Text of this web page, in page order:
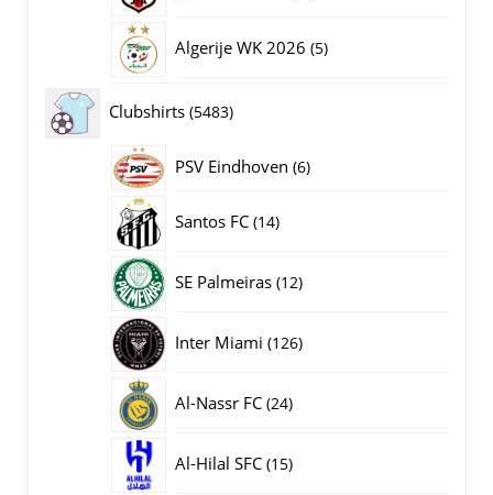
Algerije WK 2026 55
Clubshirts 54835483
producten
PSV Eindhoven 66
Santos FC 1414
SE Palmeiras 1212
Inter Miami 126126
Al-Nassr FC 2424
Al-Hilal SFC 1515